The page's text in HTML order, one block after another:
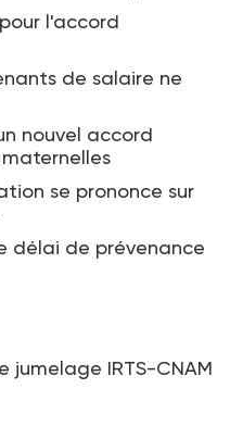
l'accord
de salaire ne
nouvel accord
se prononce sur
délai de prévenance
jumelage IRTS-CNAM